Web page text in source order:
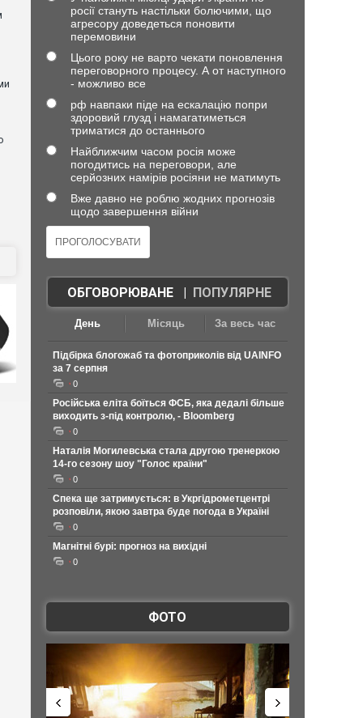
росії стануть настільки болючими, що
агресору доведеться поновити
перемовини
Цього року не варто чекати поновлення
переговорного процесу. А от наступного
- можливо все
рф навпаки піде на ескалацію попри
здоровий глузд і намагатиметься
триматися до останнього
Найближчим часом росія може
погодитись на переговори, але
серйозних намірів росіяни не матимуть
Вже давно не роблю жодних прогнозів
щодо завершення війни
ОБГОВОРЮВАНЕ| ПОПУЛЯРНЕ
День Місяць За весь час
Підбірка блогожаб та фотоприколів від UAINFO
за 7 серпня
0
Російська еліта боїться ФСБ, яка дедалі більше
виходить з-під контролю, - Bloomberg
0
Наталія Могилевська стала другою тренеркою
14-го сезону шоу "Голос країни"
0
Спека ще затримується: в Укргідрометцентрі
розповіли, якою завтра буде погода в Україні
0
Магнітні бурі: прогноз на вихідні
0
ФОТО